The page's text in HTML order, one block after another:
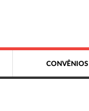
CONVÊNIOS